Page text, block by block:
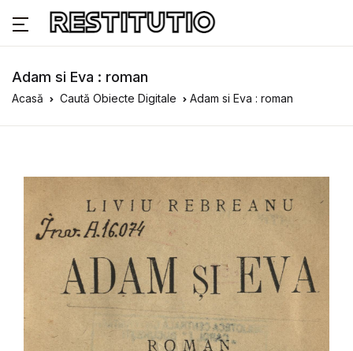
Adam si Eva : roman
Acasă Caută Obiecte Digitale Adam si Eva : roman